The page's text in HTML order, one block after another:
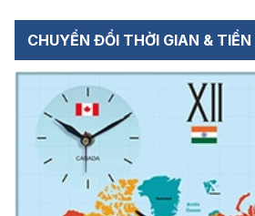
CHUYỂN ĐỔI THỜI GIAN & TIỀN